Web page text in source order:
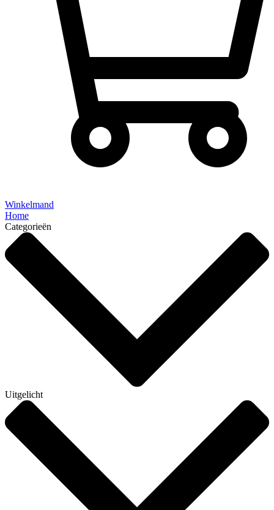
Winkelmand
Home
Categorieën
Uitgelicht